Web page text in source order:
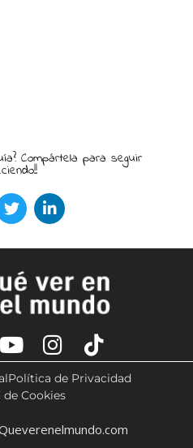
Compártela para seguir
Política de Privacidad
Cookies